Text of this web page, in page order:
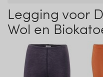
Legging voor
Wol en